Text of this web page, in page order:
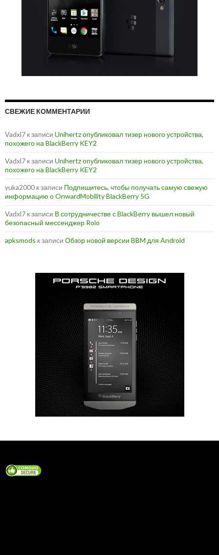
СВЕЖИЕ КОММЕНТАРИИ
Vadxl7 к записи Unihertz опубликовал тизер нового устройства,
похожего на BlackBerry KEY2
Vadxl7 к записи Unihertz опубликовал тизер нового устройства,
похожего на BlackBerry KEY2
yuka2000 к записи Подпишитесь, чтобы получать самую свежую
информацию о OnwardMobility BlackBerry 5G
Vadxl7 к записи В сотрудничестве с BlackBerry вышел новый
безопасный мессенджер Rolo
apksmods к записи Обзор новой версии BBM для Android